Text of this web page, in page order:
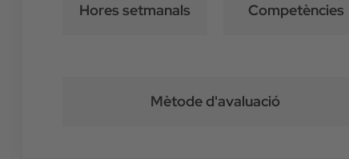
Hores setmanals Competències
Mètode d'avaluació